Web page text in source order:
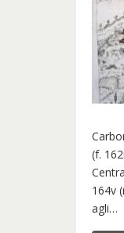
(f.
164v
agli…